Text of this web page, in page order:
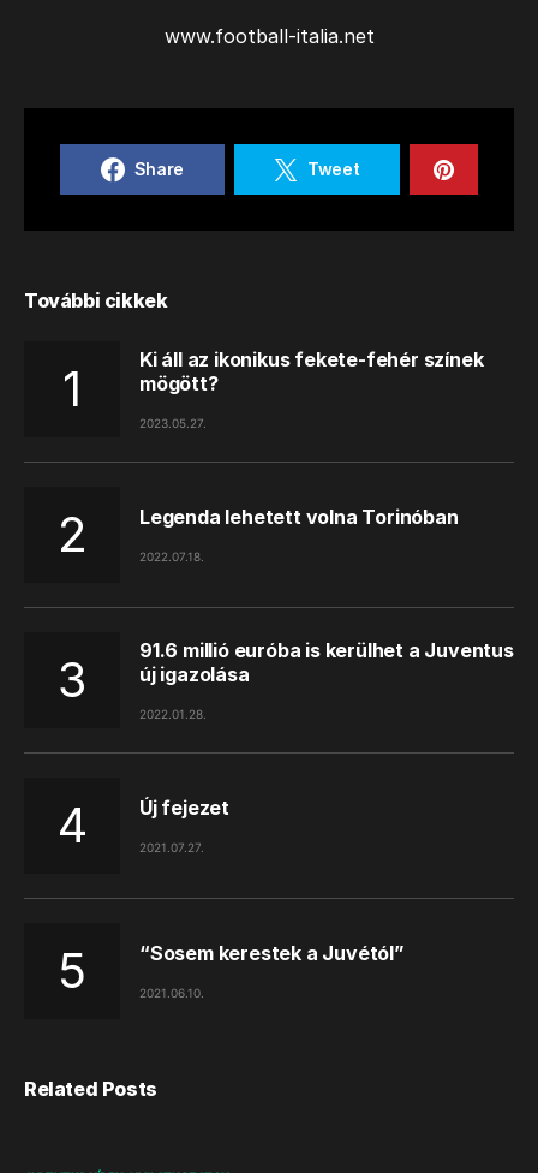
www.football-italia.net
Share Tweet
További cikkek
Ki áll az ikonikus fekete-fehér színek
mögött?
2023.05.27.
Legenda lehetett volna Torinóban
2022.07.18.
91.6 millió euróba is kerülhet a Juventus
új igazolása
2022.01.28.
Új fejezet
2021.07.27.
“Sosem kerestek a Juvétól”
2021.06.10.
Related Posts